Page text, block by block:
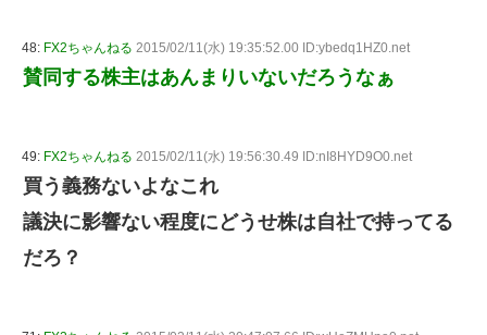
48: FX2ちゃんねる 2015/02/11(水) 19:35:52.00 ID:ybedq1HZ0.net
賛同する株主はあんまりいないだろうなぁ
49: FX2ちゃんねる 2015/02/11(水) 19:56:30.49 ID:nI8HYD9O0.net
買う義務ないよなこれ
議決に影響ない程度にどうせ株は自社で持ってる
だろ？